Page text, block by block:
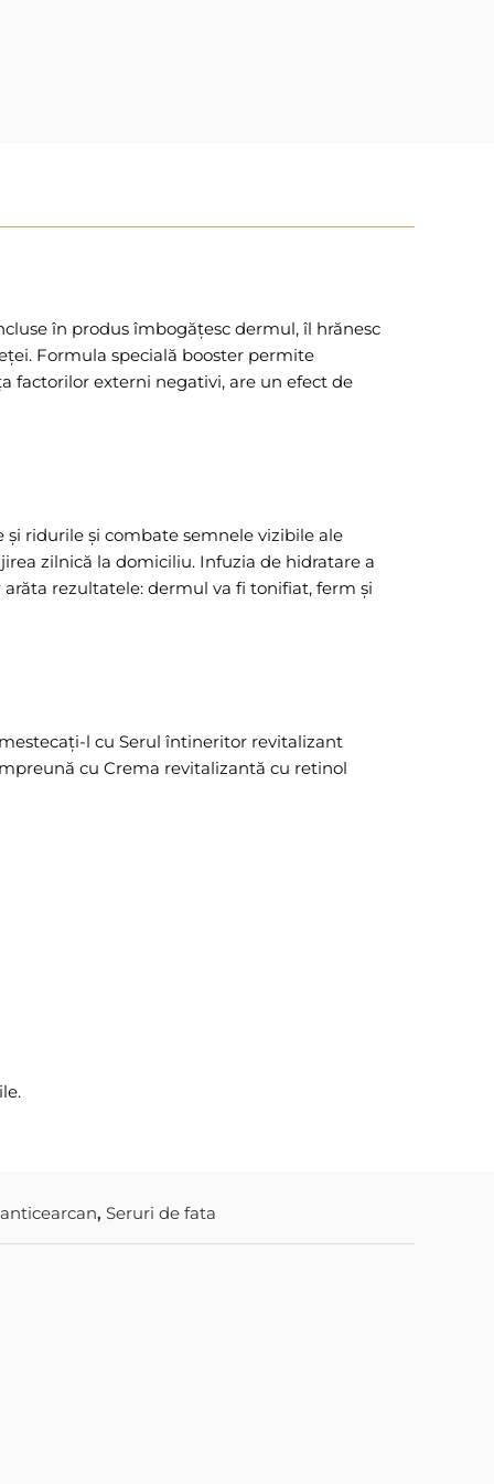
în produs îmbogățesc dermul, îl hrănesc
Formula specială booster permite
factorilor externi negativi, are un efect de
ridurile și combate semnele vizibile ale
zilnică la domiciliu. Infuzia de hidratare a
rezultatele: dermul va fi tonifiat, ferm și
l cu Serul întineritor revitalizant
cu Crema revitalizantă cu retinol
, Seruri de fata